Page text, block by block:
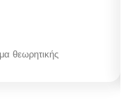
θεωρητικής